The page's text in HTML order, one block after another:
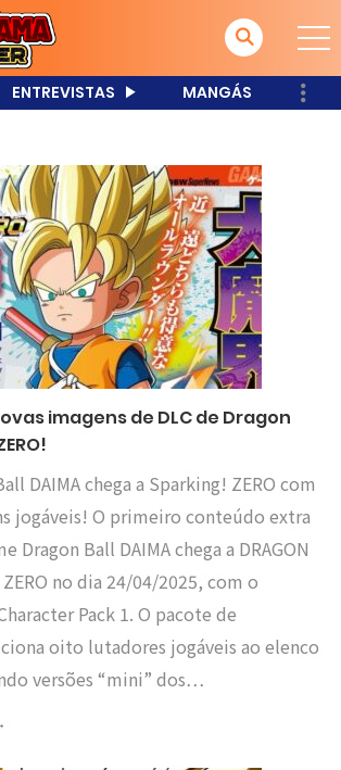
ENTREVISTAS MANGÁS
imagens de DLC de Dragon
DAIMA chega a Sparking! ZERO com
jogáveis! O primeiro conteúdo extra
Dragon Ball DAIMA chega a DRAGON
no dia 24/04/2025, com o
Pack 1. O pacote de
oito lutadores jogáveis ao elenco
versões “mini” dos…